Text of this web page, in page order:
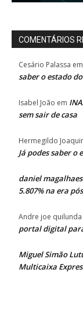
COMENTÁRIOS
Cesário Palassa em
saber o estado
Isabel João em
sem sair de casa
Hermegildo
Já podes saber o
daniel magalhaes
5.807% na era
Andre joe
portal digital
Miguel Simão
Multicaixa